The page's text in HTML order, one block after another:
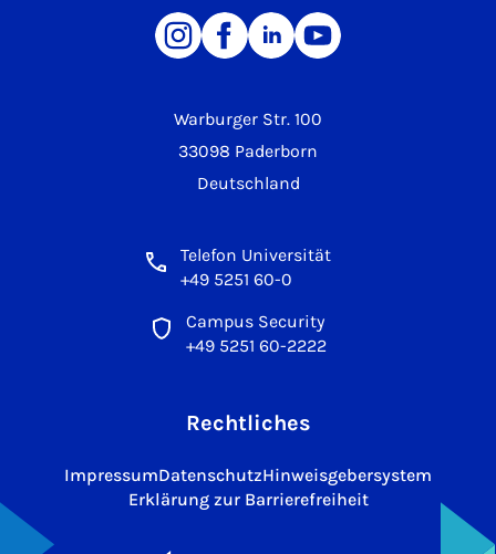
Warburger Str. 100
33098 Paderborn
Deutschland
Telefon Universität
+49 5251 60-0
Campus Security
+49 5251 60-2222
Rechtliches
ImpressumDatenschutzHinweisgebersystem
Erklärung zur Barrierefreiheit